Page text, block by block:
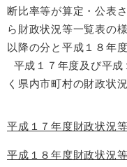
断比率等が算定・公表
ら財政状況等一覧表の
以降の分と平成１８年
平成１７年度及び平
く県内市町村の財政状
平成１７年度財政状況
平成１８年度財政状況